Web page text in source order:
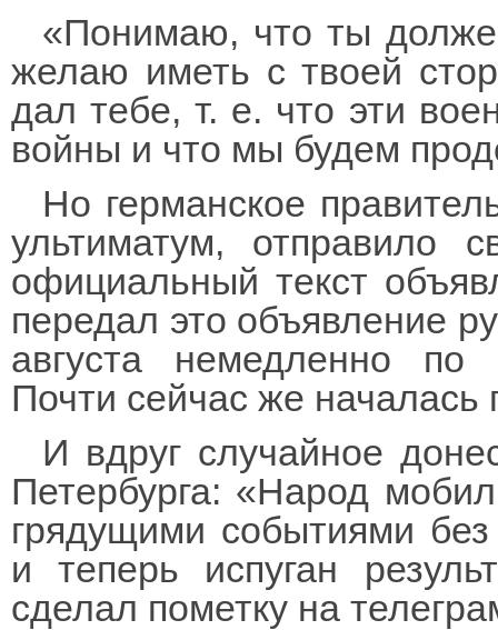
«Понимаю, что ты
желаю иметь с твоей
дал тебе, т. е. что эти
войны и что мы будем
Но германское
ультиматум, отправило
официальный текст
передал это объявление
августа немедленно по
Почти сейчас же началась
И вдруг случайное
Петербурга: «Народ
грядущими событиями
и теперь испуган
сделал пометку на